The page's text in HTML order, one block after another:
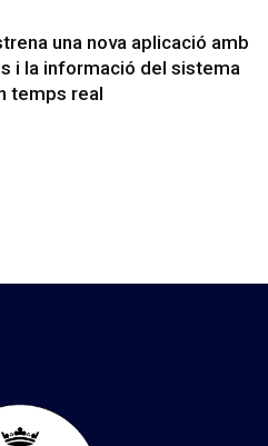
una nova aplicació amb
i la informació del sistema
temps real